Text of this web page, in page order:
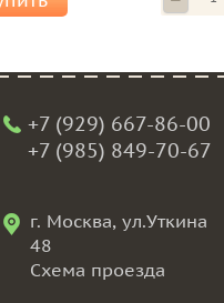
+7 (929) 667-86-00
+7 (985) 849-70-67
г. Москва, ул.Уткина
48
Схема проезда